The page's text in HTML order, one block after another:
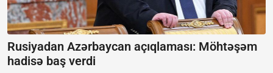
Rusiyadan Azərbaycan açıqlaması: Möhtəşəm
hadisə baş verdi